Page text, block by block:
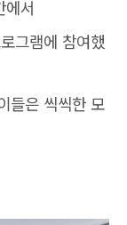
에서
그램에 참여했
들은 씩씩한 모